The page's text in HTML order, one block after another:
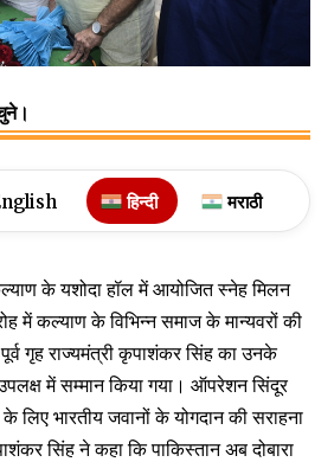
हिन्दी मराठी
के यशोदा हॉल में आयोजित स्नेह मिलन
में कल्याण के विभिन्न समाज के मान्यवरों की
गृह राज्यमंत्री कृपाशंकर सिंह का उनके
में सम्मान किया गया। ऑपरेशन सिंदूर
लिए भारतीय जवानों के योगदान की सराहना
सिंह ने कहा कि पाकिस्तान अब दोबारा